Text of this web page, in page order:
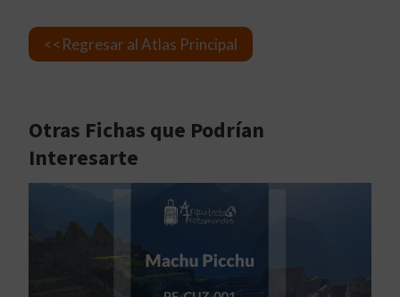
<<Regresar al Atlas Principal
Otras Fichas que Podrían
Interesarte